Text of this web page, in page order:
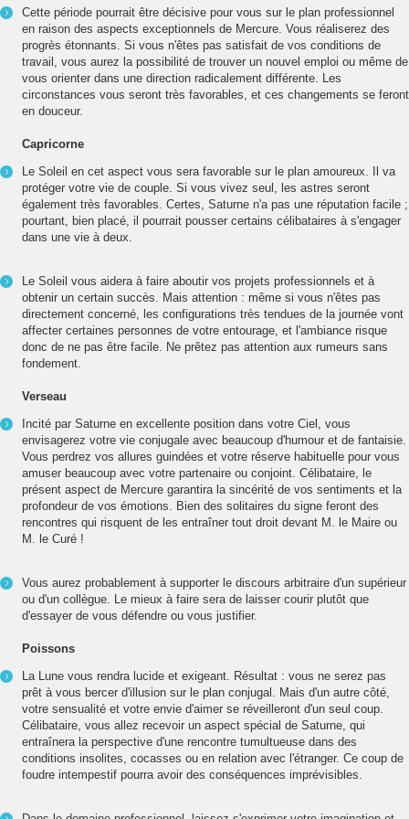
Cette période pourrait être décisive pour vous sur le plan professionnel
en raison des aspects exceptionnels de Mercure. Vous réaliserez des
progrès étonnants. Si vous n'êtes pas satisfait de vos conditions de
travail, vous aurez la possibilité de trouver un nouvel emploi ou même de
vous orienter dans une direction radicalement différente. Les
circonstances vous seront très favorables, et ces changements se feront
en douceur.
Capricorne
Le Soleil en cet aspect vous sera favorable sur le plan amoureux. Il va
protéger votre vie de couple. Si vous vivez seul, les astres seront
également très favorables. Certes, Saturne n'a pas une réputation facile ;
pourtant, bien placé, il pourrait pousser certains célibataires à s'engager
dans une vie à deux.
Le Soleil vous aidera à faire aboutir vos projets professionnels et à
obtenir un certain succès. Mais attention : même si vous n'êtes pas
directement concerné, les configurations très tendues de la journée vont
affecter certaines personnes de votre entourage, et l'ambiance risque
donc de ne pas être facile. Ne prêtez pas attention aux rumeurs sans
fondement.
Verseau
Incité par Saturne en excellente position dans votre Ciel, vous
envisagerez votre vie conjugale avec beaucoup d'humour et de fantaisie.
Vous perdrez vos allures guindées et votre réserve habituelle pour vous
amuser beaucoup avec votre partenaire ou conjoint. Célibataire, le
présent aspect de Mercure garantira la sincérité de vos sentiments et la
profondeur de vos émotions. Bien des solitaires du signe feront des
rencontres qui risquent de les entraîner tout droit devant M. le Maire ou
M. le Curé !
Vous aurez probablement à supporter le discours arbitraire d'un supérieur
ou d'un collègue. Le mieux à faire sera de laisser courir plutôt que
d'essayer de vous défendre ou vous justifier.
Poissons
La Lune vous rendra lucide et exigeant. Résultat : vous ne serez pas
prêt à vous bercer d'illusion sur le plan conjugal. Mais d'un autre côté,
votre sensualité et votre envie d'aimer se réveilleront d'un seul coup.
Célibataire, vous allez recevoir un aspect spécial de Saturne, qui
entraînera la perspective d'une rencontre tumultueuse dans des
conditions insolites, cocasses ou en relation avec l'étranger. Ce coup de
foudre intempestif pourra avoir des conséquences imprévisibles.